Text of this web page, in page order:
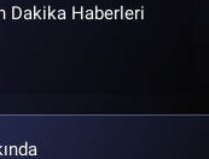
Dakika Haberleri